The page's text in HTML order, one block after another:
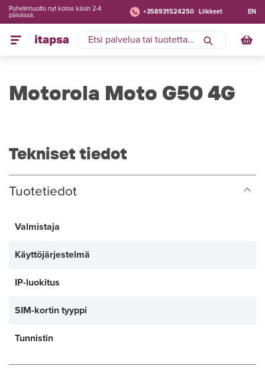
+358931524250 Liikkeet
Puhelinhuolto nyt kotoa käsin 2-4
päivässä.
EN
Motorola Moto G50 4G
Tekniset tiedot
Tuotetiedot
Valmistaja
Käyttöjärjestelmä
IP-luokitus
SIM-kortin tyyppi
Tunnistin